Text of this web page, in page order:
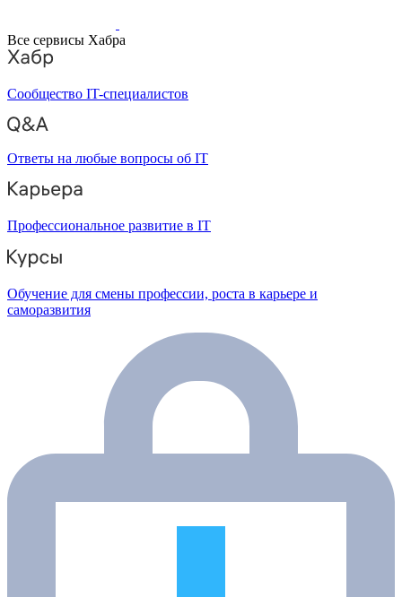
Все сервисы Хабра
Сообщество IT-специалистов
Ответы на любые вопросы об IT
Профессиональное развитие в IT
Обучение для смены профессии, роста в карьере и
саморазвития